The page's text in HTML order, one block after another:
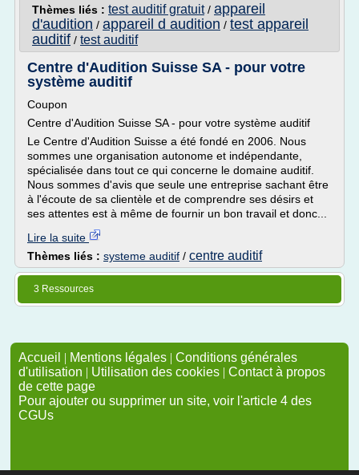
Thèmes liés : test auditif gratuit/ appareil
d'audition / appareil d audition / test appareil
auditif / test auditif
Centre d'Audition Suisse SA - pour votre
système auditif
Coupon
Centre d'Audition Suisse SA - pour votre système auditif
Le Centre d'Audition Suisse a été fondé en 2006. Nous
sommes une organisation autonome et indépendante,
spécialisée dans tout ce qui concerne le domaine auditif.
Nous sommes d'avis que seule une entreprise sachant être
à l'écoute de sa clientèle et de comprendre ses désirs et
ses attentes est à même de fournir un bon travail et donc...
Lire la suite
Thèmes liés : systeme auditif / centre auditif
3 Ressources
Accueil | Mentions légales | Conditions générales
d'utilisation | Utilisation des cookies | Contact à propos
de cette page
Pour ajouter ou supprimer un site, voir l'article 4 des
CGUs